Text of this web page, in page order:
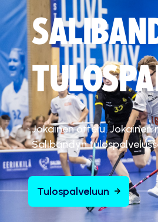
Jokainen ottelu. Jokainen
Salibandyn
Tulospalveluun